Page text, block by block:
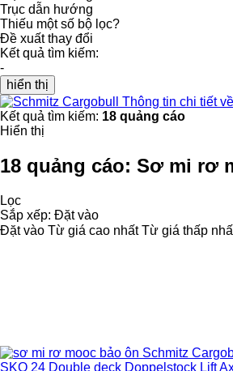
Trục dẫn hướng
Thiếu một số bộ lọc?
Đề xuất thay đổi
Kết quả tìm kiếm:
-
hiển thị
Thông tin chi tiết
Kết quả tìm kiếm: 18 quảng cáo
Hiển thị
18 quảng cáo: Sơ mi rơ
Lọc
Sắp xếp: Đặt vào
Đặt vào Từ giá cao nhất Từ giá thấp
SKO 24 Double deck Doppelstock Lift